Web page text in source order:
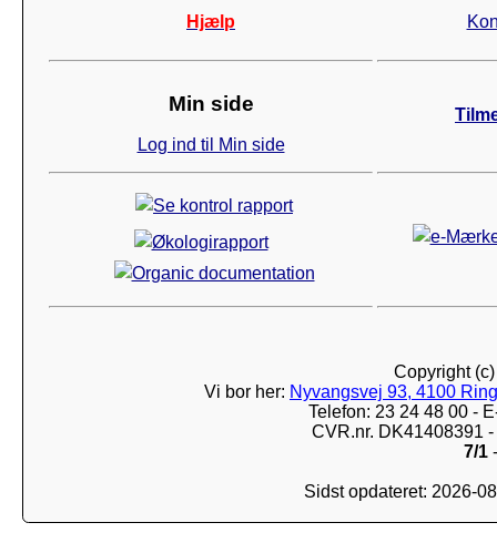
Hjælp
Min side
Log ind til Min side
Copyright
Vi bor her: Nyvangsvej 93, 4100
Telefon: 23 24 48 00 -
CVR.nr. DK41408391
7/1
Sidst opdateret: 2026-